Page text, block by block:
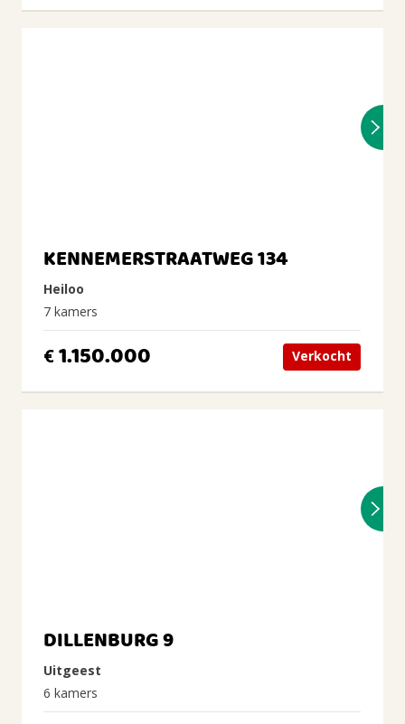
KENNEMERSTRAATWEG 134
Heiloo
7 kamers
€1.150.000 Verkocht
DILLENBURG 9
Uitgeest
6 kamers